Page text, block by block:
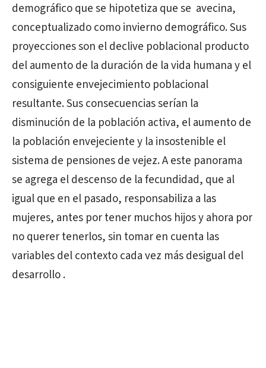
demográfico que se hipotetiza que se avecina,
conceptualizado como invierno demográfico. Sus
proyecciones son el declive poblacional producto
del aumento de la duración de la vida humana y el
consiguiente envejecimiento poblacional
resultante. Sus consecuencias serían la
disminución de la población activa, el aumento de
la población envejeciente y la insostenible el
sistema de pensiones de vejez. A este panorama
se agrega el descenso de la fecundidad, que al
igual que en el pasado, responsabiliza a las
mujeres, antes por tener muchos hijos y ahora por
no querer tenerlos, sin tomar en cuenta las
variables del contexto cada vez más desigual del
desarrollo .